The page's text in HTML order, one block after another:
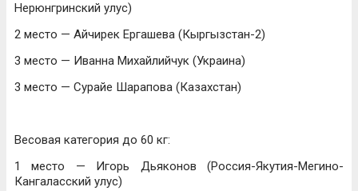
Нерюнгринский улус)
2 место — Айчирек Ергашева (Кыргызстан-2)
3 место — Иванна Михайлийчук (Украина)
3 место — Сурайе Шарапова (Казахстан)
Весовая категория до 60 кг:
1 место — Игорь Дьяконов (Россия-Якутия-Мегино-
Кангаласский улус)